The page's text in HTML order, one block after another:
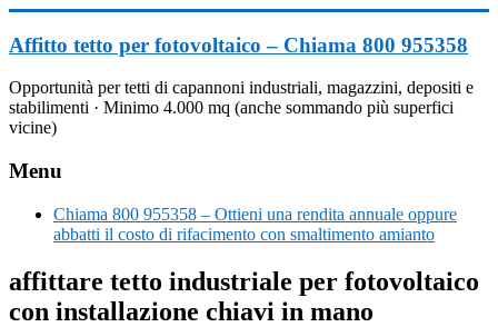
al
contenuto
Affitto tetto per fotovoltaico – Chiama 800 955358
Opportunità per tetti di capannoni industriali, magazzini, depositi e
stabilimenti · Minimo 4.000 mq (anche sommando più superfici
vicine)
Menu
Chiama 800 955358 – Ottieni una rendita annuale oppure
abbatti il costo di rifacimento con smaltimento amianto
affittare tetto industriale per fotovoltaico
con installazione chiavi in mano